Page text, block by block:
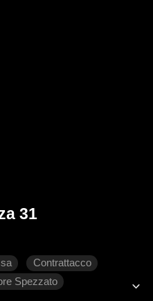
31
Contrattacco
Spezzato